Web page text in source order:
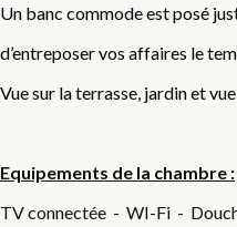
Un banc commode est posé
d’entreposer vos affaires le
Vue sur la terrasse, jardin et
Equipements de la chambre :
TV connectée - WI-Fi -